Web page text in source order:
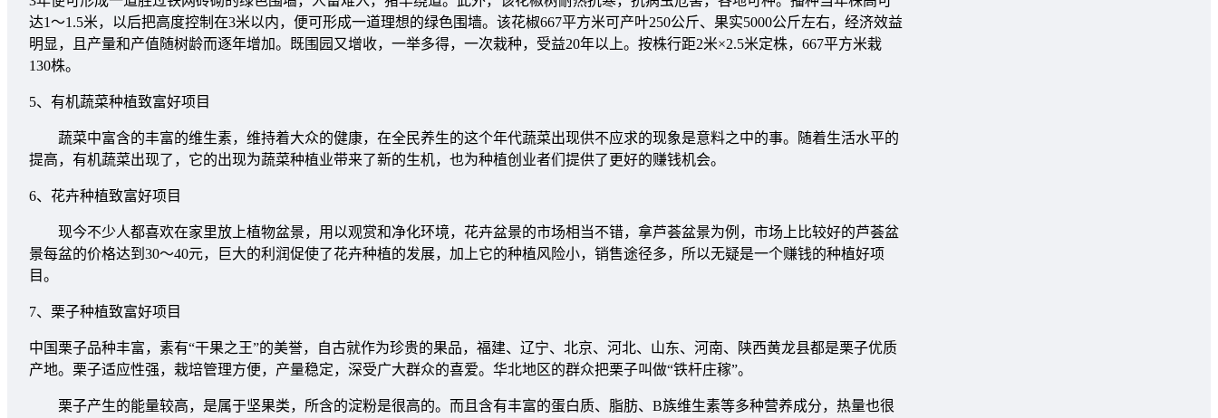
达1～1.5米，以后把高度控制在3米以内，便可形成一道理想的绿色围墙。该花椒667平方米可产叶250公斤、果实5000公斤左右，经济效益
明显，且产量和产值随树龄而逐年增加。既围园又增收，一举多得，一次栽种，受益20年以上。按株行距2米×2.5米定株，667平方米栽
130株。
5、有机蔬菜种植致富好项目
蔬菜中富含的丰富的维生素，维持着大众的健康，在全民养生的这个年代蔬菜出现供不应求的现象是意料之中的事。随着生活水平的
提高，有机蔬菜出现了，它的出现为蔬菜种植业带来了新的生机，也为种植创业者们提供了更好的赚钱机会。
6、花卉种植致富好项目
现今不少人都喜欢在家里放上植物盆景，用以观赏和净化环境，花卉盆景的市场相当不错，拿芦荟盆景为例，市场上比较好的芦荟盆
景每盆的价格达到30～40元，巨大的利润促使了花卉种植的发展，加上它的种植风险小，销售途径多，所以无疑是一个赚钱的种植好项
目。
7、栗子种植致富好项目
中国栗子品种丰富，素有“干果之王”的美誉，自古就作为珍贵的果品，福建、辽宁、北京、河北、山东、河南、陕西黄龙县都是栗子优质
产地。栗子适应性强，栽培管理方便，产量稳定，深受广大群众的喜爱。华北地区的群众把栗子叫做“铁杆庄稼”。
栗子产生的能量较高，是属于坚果类，所含的淀粉是很高的。而且含有丰富的蛋白质、脂肪、B族维生素等多种营养成分，热量也很